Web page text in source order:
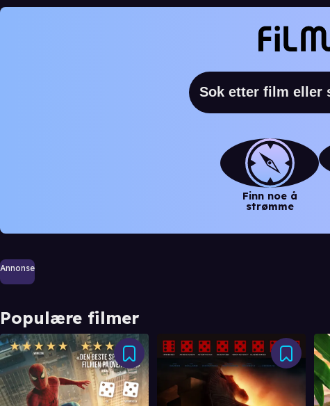
Finn noe å
strømme
Annonse
Populære filmer